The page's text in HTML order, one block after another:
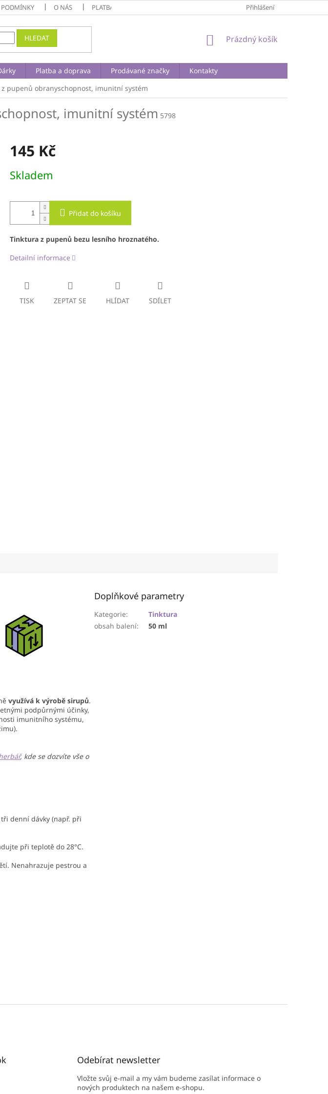
O NÁS PLATBA A DOPRAVA PODMÍNKY OCHRANY OSOBNÍCH ÚDAJŮ
Přihlášení
HLEDAT
NÁKUPNÍ
Prázdný košík
Platba a doprava Prodávané značky
Kontakty
pupenů obranyschopnost, imunitní systém
imunitní systém 5798
145 Kč
cena:
Skladem
Přidat do košíku
Tinktura z pupenů bezu lesního hroznatého.
Detailní informace
TISK ZEPTAT SE HLÍDAT SDÍLET
využívá k výrobě sirupů.
podpůrnými účinky,
imunitního systému,
, kde se dozvíte vše o
denní dávky (např. při
při teplotě do 28°C.
Nenahrazuje pestrou a
Doplňkové parametry
Kategorie:
Tinktura
obsah balení: 50 ml
Odebírat newsletter
Vložte svůj e-mail a my vám budeme zasílat informace o
nových produktech na našem e-shopu.